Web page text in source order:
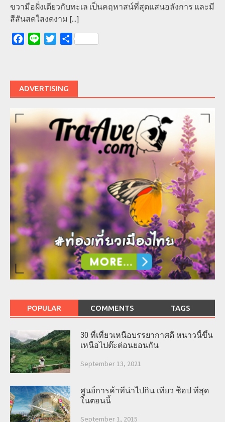
ขวามือฝั่งเดียวกับทะเล เป็นคฤหาสน์ที่สุดแสนอลังการ และมี
สีสันสดใสงดงาม [...]
Facebook
Line TwitterShare
ADVERTISING
POPULAR COMMENTS TAGS
30 ที่เที่ยวเหนือบรรยากาศดี หนาวนี้ขึ้น
เหนือไปต๊ะต่อนยอนกัน
September 13, 2021
ศูนย์การค้าที่น่าไปกิน เที่ยว ช็อป ที่สุด
ในตอนนี้
September 1, 2015